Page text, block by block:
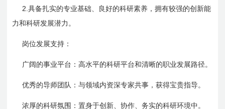
2.具备扎实的专业基础、良好的科研素养，拥有较强的创新能
力和科研发展潜力。
岗位发展支持：
广阔的事业平台：高水平的科研平台和清晰的职业发展路径。
优秀的导师团队：与领域内资深专家共事，获得宝贵指导。
浓厚的科研氛围：置身于创新、协作、务实的科研环境中。